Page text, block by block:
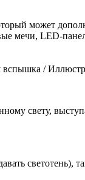
может
мечи, LED-
/
свету,
светотень),